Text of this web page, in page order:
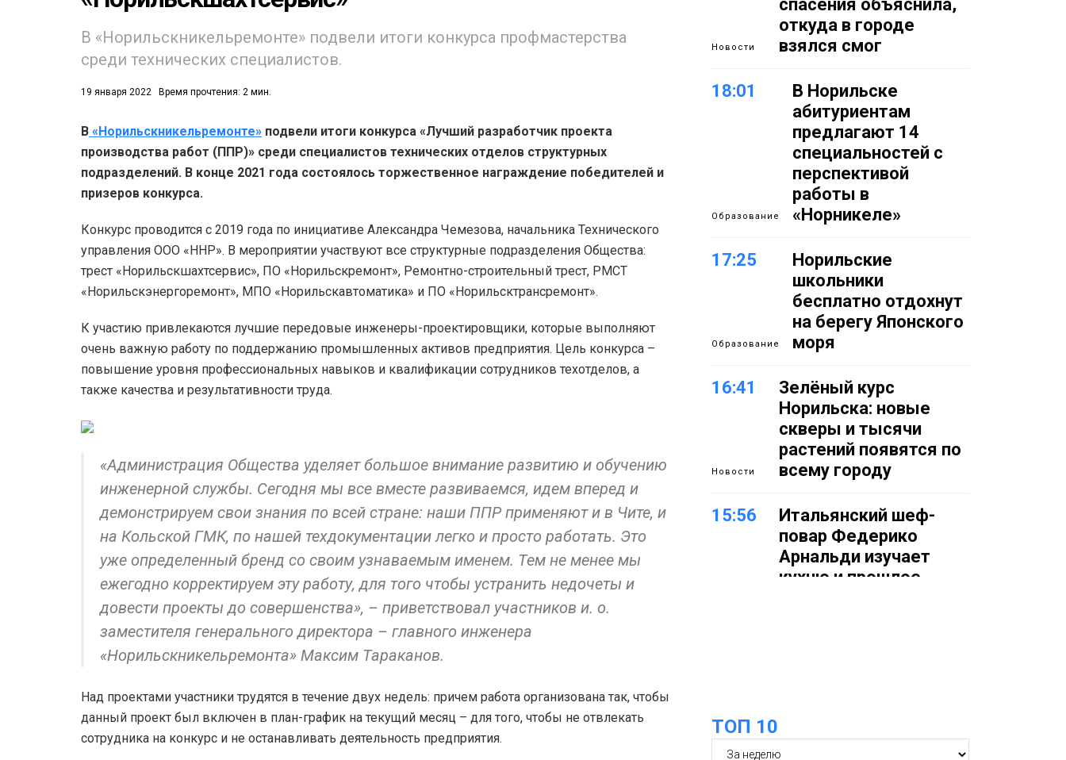
В «Норильскникельремонте» подвели итоги конкурса профмастерства
среди технических специалистов.
19 января 2022 Время прочтения: 2 мин.
В «Норильскникельремонте» подвели итоги конкурса «Лучший разработчик проекта
производства работ (ППР)» среди специалистов технических отделов структурных
подразделений. В конце 2021 года состоялось торжественное награждение победителей и
призеров конкурса.
Конкурс проводится с 2019 года по инициативе Александра Чемезова, начальника Технического
управления ООО «ННР». В мероприятии участвуют все структурные подразделения Общества:
трест «Норильскшахтсервис», ПО «Норильскремонт», Ремонтно-строительный трест, РМСТ
«Норильскэнергоремонт», МПО «Норильскавтоматика» и ПО «Норильсктрансремонт».
К участию привлекаются лучшие передовые инженеры-проектировщики, которые выполняют
очень важную работу по поддержанию промышленных активов предприятия. Цель конкурса –
повышение уровня профессиональных навыков и квалификации сотрудников техотделов, а
также качества и результативности труда.
«Администрация Общества уделяет большое внимание развитию и обучению
инженерной службы. Сегодня мы все вместе развиваемся, идем вперед и
демонстрируем свои знания по всей стране: наши ППР применяют и в Чите, и
на Кольской ГМК, по нашей техдокументации легко и просто работать. Это
уже определенный бренд со своим узнаваемым именем. Тем не менее мы
ежегодно корректируем эту работу, для того чтобы устранить недочеты и
довести проекты до совершенства», – приветствовал участников и. о.
заместителя генерального директора – главного инженера
«Норильскникельремонта» Максим Тараканов.
Над проектами участники трудятся в течение двух недель: причем работа организована так, чтобы
данный проект был включен в план-график на текущий месяц – для того, чтобы не отвлекать
сотрудника на конкурс и не останавливать деятельность предприятия.
Новости
спасения объяснила,
откуда в городе
взялся смог
18:01
Образование
В Норильске
абитуриентам
предлагают 14
специальностей с
перспективой
работы в
«Норникеле»
17:25
Образование
Норильские
школьники
бесплатно отдохнут
на берегу Японского
моря
16:41
Новости
Зелёный курс
Норильска: новые
скверы и тысячи
растений появятся по
всему городу
15:56
Итальянский шеф-
повар Федерико
Арнальди изучает
кухню и прошлое
Спорт
ТОП 10